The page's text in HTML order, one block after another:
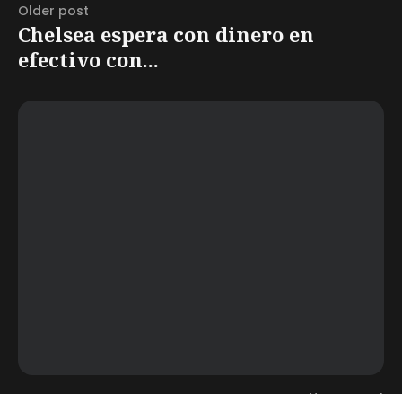
Older post
Chelsea espera con dinero en
efectivo con...